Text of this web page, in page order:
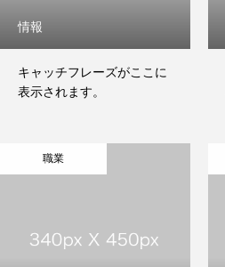
情報
キャッチフレーズがここに
表示されます。
職業